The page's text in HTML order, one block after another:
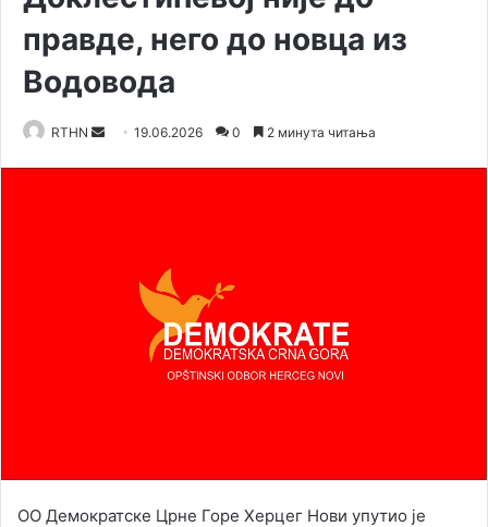
правде, него до новца из
Водовода
RTHN 19.06.2026 0 2 минута читања
ОО Демократске Црне Горе Херцег Нови упутио је